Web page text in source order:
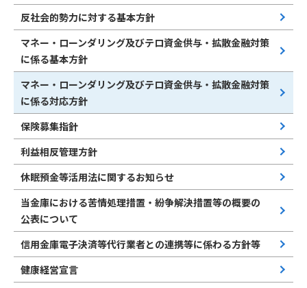
反社会的勢力に対する基本方針
マネー・ローンダリング及びテロ資金供与・拡散金融対策
に係る基本方針
マネー・ローンダリング及びテロ資金供与・拡散金融対策
に係る対応方針
保険募集指針
利益相反管理方針
休眠預金等活用法に関するお知らせ
当金庫における苦情処理措置・紛争解決措置等の概要の
公表について
信用金庫電子決済等代行業者との連携等に係わる方針等
健康経営宣言